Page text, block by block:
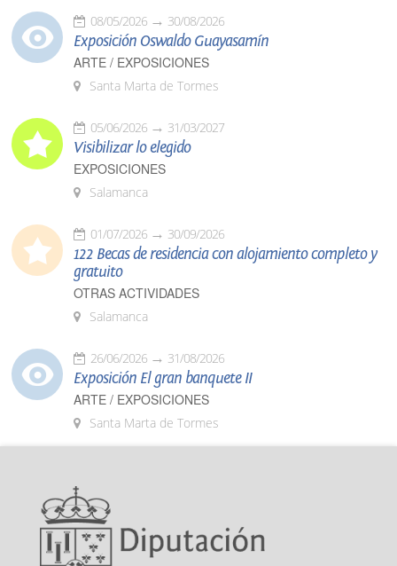
08/05/2026 30/08/2026
Exposición Oswaldo Guayasamín
ARTE / EXPOSICIONES
Santa Marta de Tormes
05/06/2026 31/03/2027
Visibilizar lo elegido
EXPOSICIONES
Salamanca
01/07/2026 30/09/2026
122 Becas de residencia con alojamiento completo y
gratuito
OTRAS ACTIVIDADES
Salamanca
26/06/2026 31/08/2026
Exposición El gran banquete II
ARTE / EXPOSICIONES
Santa Marta de Tormes